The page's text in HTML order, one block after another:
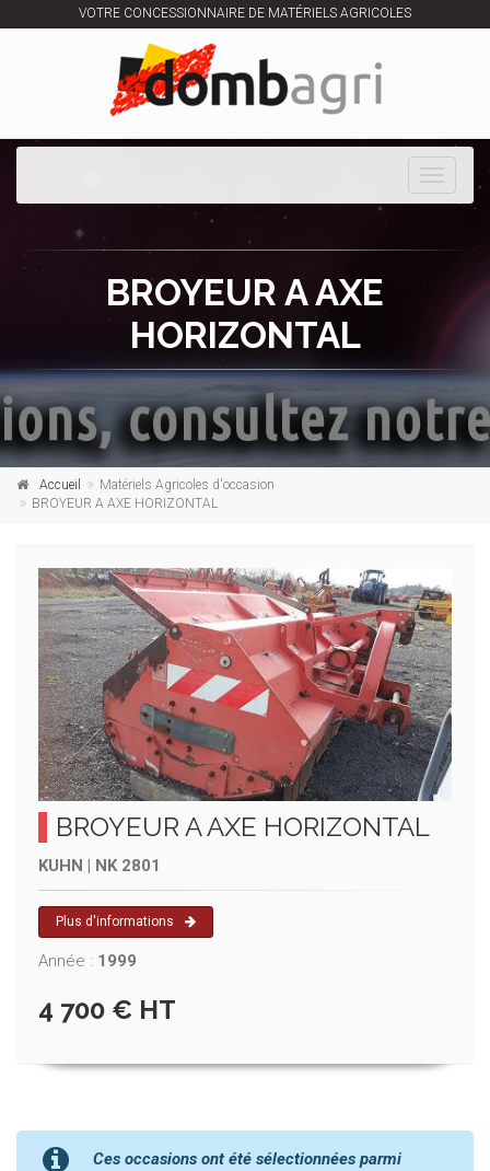
VOTRE CONCESSIONNAIRE DE MATÉRIELS AGRICOLES
Toggle
BROYEUR A AXE
HORIZONTAL
Accueil
Matériels Agricoles d'occasion
BROYEUR A AXE HORIZONTAL
BROYEUR A AXE HORIZONTAL
KUHN | NK 2801
Plus d'informations
Année : 1999
4 700 € HT
Ces occasions ont été sélectionnées parmi